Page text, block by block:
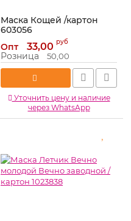
Маска Кощей /картон
603056
Артикул: 603056
Опт 33,00 руб
Розница 50,00
Уточнить цену и наличие
через WhatsApp